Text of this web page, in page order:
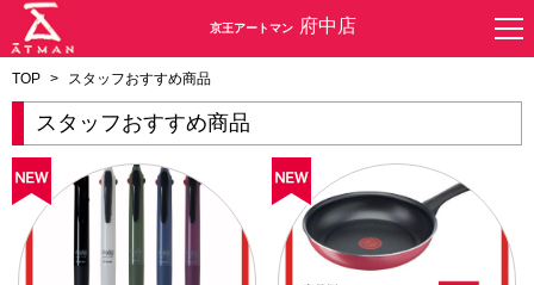
京王アートマン 府中店
TOP > スタッフおすすめ商品
スタッフおすすめ商品